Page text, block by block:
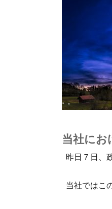
当社にお
昨日７日、
当社ではこ